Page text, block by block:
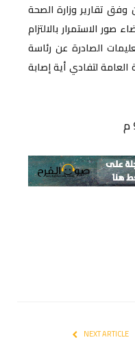
وفق تقارير وزارة الصحة
الاستمرار بالالتزام
الصادرة عن رئاسة
العامة لتفادي أية إصابة
NEXT ARTICLE